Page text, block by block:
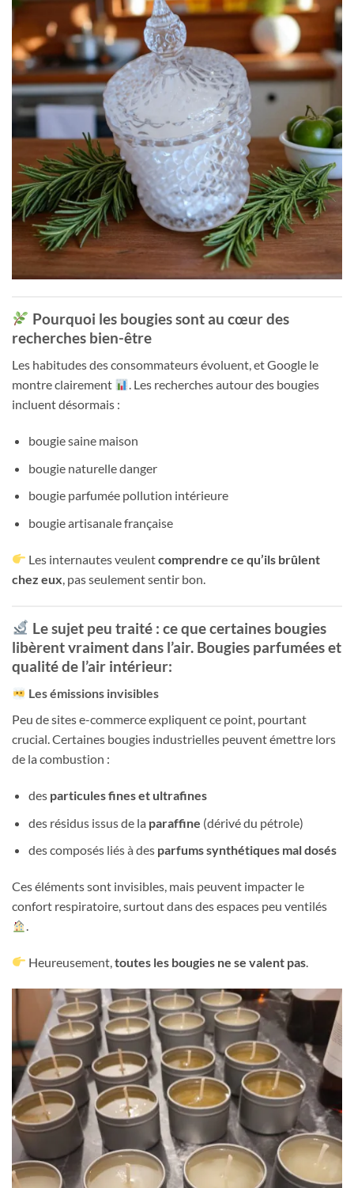
Pourquoi les bougies sont au cœur des
recherches bien-être
Les habitudes des consommateurs évoluent, et Google le
montre clairement
. Les recherches autour des bougies
incluent désormais :
bougie saine maison
bougie naturelle danger
bougie parfumée pollution intérieure
bougie artisanale française
Les internautes veulentcomprendre ce qu’ils brûlent
chez eux , pas seulement sentir bon.
Le sujet peu traité : ce que certaines bougies
libèrent vraiment dans l’air. Bougies parfumées et
qualité de l’air intérieur:
Les émissions invisibles
Peu de sites e-commerce expliquent ce point, pourtant
crucial. Certaines bougies industrielles peuvent émettre lors
de la combustion :
des particules fines et ultrafines
des résidus issus de la paraffine (dérivé du pétrole)
des composés liés à des parfums synthétiques mal dosés
Ces éléments sont invisibles, mais peuvent impacter le
confort respiratoire, surtout dans des espaces peu ventilés
.
Heureusement,toutes les bougies ne se valent pas